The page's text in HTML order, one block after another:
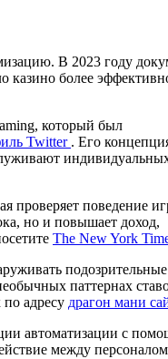
В 2023 году
казино более
который был
Twitter . Его
проверяет поведение
но и повышает доход,
The New York
подозрительные
паттернах
адресу драгон мани
автоматизации с
между